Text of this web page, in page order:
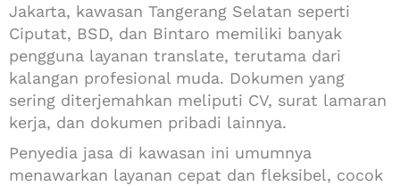
Jakarta, kawasan Tangerang Selatan seperti
Ciputat, BSD, dan Bintaro memiliki banyak
pengguna layanan translate, terutama dari
kalangan profesional muda. Dokumen yang
sering diterjemahkan meliputi CV, surat lamaran
kerja, dan dokumen pribadi lainnya.
Penyedia jasa di kawasan ini umumnya
menawarkan layanan cepat dan fleksibel, cocok